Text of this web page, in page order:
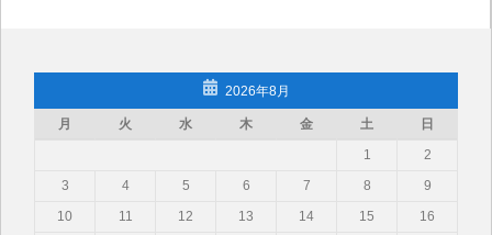
2026年8月
月 火 水 木 金 土
日
1
2
3
4 5 6 7 8
9
10
11 12 13 14 15
16